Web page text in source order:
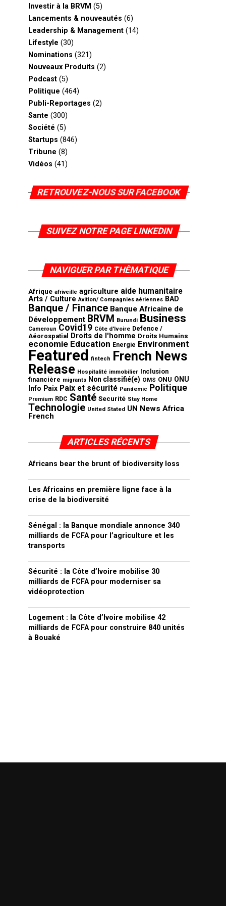
Investir à la BRVM (5)
Lancements & nouveautés (6)
Leadership & Management (14)
Lifestyle (30)
Nominations (321)
Nouveaux Produits (2)
Podcast (5)
Politique (464)
Publi-Reportages (2)
Sante (300)
Société (5)
Startups (846)
Tribune (8)
Vidéos (41)
RETROUVEZ-NOUS SUR FACEBOOK
SUIVEZ NOTRE PAGE LINKEDIN
NAVIGUER PAR THÈMATIQUE
Afrique afriveille agriculture aide humanitaire
Arts / Culture Avition/ Compagnies aériennes BAD
Banque / Finance Banque Africaine de
Développement BRVM Burundi Business
Cameroun Covid19 Côte d'Ivoire Defence /
Aéorospatial Droits de l'homme Droits Humains
economie Education Energie Environment
Featured fintech
French News
Release Hospitalité immobilier Inclusion
financière migrants Non classifié(e) OMS ONU ONU
Info Paix Paix et sécurité Pandemic Politique
Premium RDC Santé Securité Stay Home
Technologie United Stated UN News Africa
French
ARTICLES RÉCENTS
Africans bear the brunt of biodiversity loss
Les Africains en première ligne face à la
crise de la biodiversité
Sénégal : la Banque mondiale annonce 340
milliards de FCFA pour l’agriculture et les
transports
Sécurité : la Côte d’Ivoire mobilise 30
milliards de FCFA pour moderniser sa
vidéoprotection
Logement : la Côte d’Ivoire mobilise 42
milliards de FCFA pour construire 840 unités
à Bouaké